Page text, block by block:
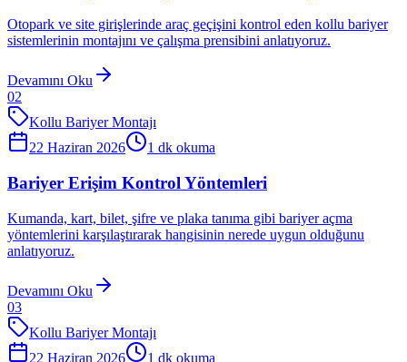
Otopark ve site girişlerinde araç geçişini kontrol eden kollu bariyer
sistemlerinin montajını ve çalışma prensibini anlatıyoruz.
Devamını Oku
02
Kollu Bariyer Montajı
22 Haziran 2026
1 dk okuma
Bariyer Erişim Kontrol Yöntemleri
Kumanda, kart, bilet, şifre ve plaka tanıma gibi bariyer açma
yöntemlerini karşılaştırarak hangisinin nerede uygun olduğunu
anlatıyoruz.
Devamını Oku
03
Kollu Bariyer Montajı
22 Haziran 2026
1 dk okuma